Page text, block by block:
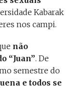
Kabarak
nos campi.
não
“Juan”. De
semestre do
e todos se